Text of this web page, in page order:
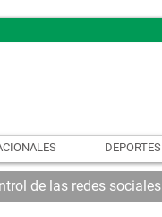
DEPORTES
de las redes sociales